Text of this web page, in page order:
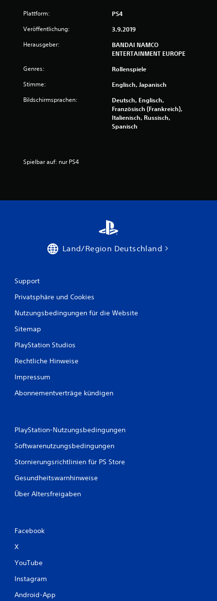
Plattform: PS4
Veröffentlichung: 3.9.2019
Herausgeber:
BANDAI NAMCO
ENTERTAINMENT EUROPE
Genres: Rollenspiele
Stimme: Englisch, Japanisch
Bildschirmsprachen:
Deutsch, Englisch,
Französisch (Frankreich),
Italienisch, Russisch,
Spanisch
Spielbar auf: nur PS4
Land/Region Deutschland
Support
Privatsphäre und Cookies
Nutzungsbedingungen für die Website
Sitemap
PlayStation Studios
Rechtliche Hinweise
Impressum
Abonnementverträge kündigen
PlayStation-Nutzungsbedingungen
Softwarenutzungsbedingungen
Stornierungsrichtlinien für PS Store
Gesundheitswarnhinweise
Über Altersfreigaben
Facebook
X
YouTube
Instagram
Android-App